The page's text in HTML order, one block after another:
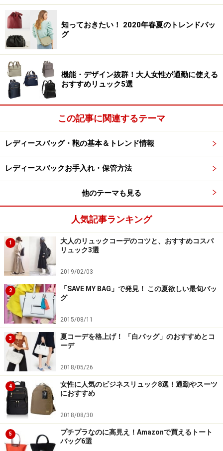
ヴァレンティノ春夏コレクションは、モスリン、リネン
ジョーゼット、チュール、クレープ、レースなどを使用
し、フリルやプリーツ、ドレープ装飾によって軽やかな
シルエットを表現しており、スウィートなムードに包ま
れたコレクションとなっています。
フリルをあしらったトップスにミニボトム×リボンベル
ト、そしてビッグバッグのコーディネートは、この春夏
のスタイリングとして是非とも参考にしたい。
フェミニンかつ上品なカラーパレット
カラーパレットとしてホワイトの他、上
品なベージュやアイボリー、またシェルピンク、そして
シルバーなども特徴的。
胸元のリボンやウェストマークのリボンが、全体のスタ
イリングを引き締めるアクセントとして効果を発揮して
ティアード・シルエット（ラッフルや帯状の布が段々に
重なったドレスやスカートのシルエット）のシェルピン
クドレスは、女性のフェミニニティを最大限に表現して
くれることでしょう。
次のページ
では、ヴァレンティノを象徴するカラーをご
紹介します。
知っておきたい！ 2020年春夏のトレンドバッ
グ
機能・デザイン抜群！大人女性が通勤に使える
おすすめリュック5選
この記事に関連するテーマ
レディースバッグ・鞄の基本＆トレンド情報
レディースバックお手入れ・保管方法
他のテーマも見る
人気記事ランキング
1
大人のリュックコーデのコツと、おすすめコスパ
リュック3選
2019/02/03
2
「SAVE MY BAG」で発見！ この夏欲しい最旬バッ
グ
2015/08/11
3
夏コーデを格上げ！ 「白バッグ」のおすすめとコ
ーデ
2018/05/26
4
女性に人気のビジネスリュック8選！通勤やスーツ
におすすめ
2018/08/30
5
プチプラなのに高見え！Amazonで買えるトート
バッグ6選